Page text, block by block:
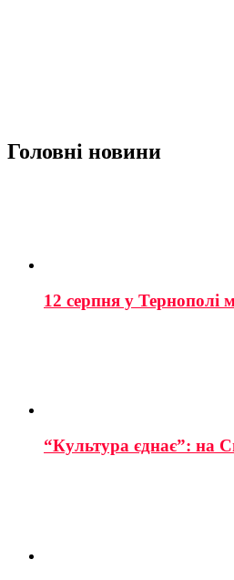
Головні новини
12 серпня у Тернополі
“Культура єднає”: на